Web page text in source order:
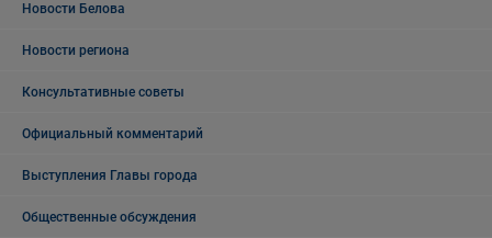
Новости Белова
Новости региона
Консультативные советы
Официальный комментарий
Выступления Главы города
Общественные обсуждения